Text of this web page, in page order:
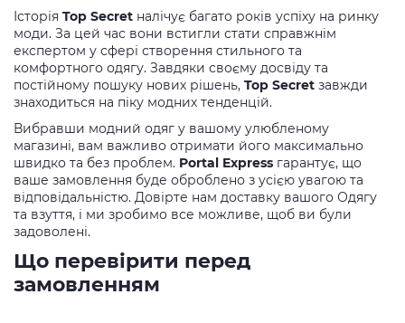
Історія Top Secret налічує багато років успіху на ринку
моди. За цей час вони встигли стати справжнім
експертом у сфері створення стильного та
комфортного одягу. Завдяки своєму досвіду та
постійному пошуку нових рішень, Top Secret завжди
знаходиться на піку модних тенденцій.
Вибравши модний одяг у вашому улюбленому
магазині, вам важливо отримати його максимально
швидко та без проблем. Portal Express гарантує, що
ваше замовлення буде оброблено з усією увагою та
відповідальністю. Довірте нам доставку вашого Одягу
та взуття, і ми зробимо все можливе, щоб ви були
задоволені.
Що перевірити перед
замовленням